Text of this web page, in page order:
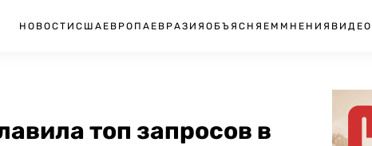
НОВОСТИ США ЕВРОПА ЕВРАЗИЯ ОБЪЯСНЯЕМ МНЕНИЯ ВИДЕО
топ запросов в